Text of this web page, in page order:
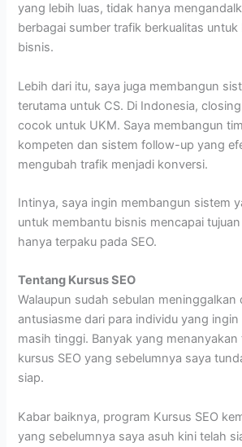
yang lebih luas, tidak hanya
berbagai sumber trafik berkualitas untuk
bisnis.
Lebih dari itu, saya juga membangun
terutama untuk CS. Di Indonesia,
cocok untuk UKM. Saya membangun
kompeten dan sistem follow-up yang
mengubah trafik menjadi konversi.
Intinya, saya ingin membangun sistem
untuk membantu bisnis mencapai
hanya terpaku pada SEO.
Tentang Kursus SEO
Walaupun sudah sebulan meninggalkan
antusiasme dari para individu yang ingin
masih tinggi. Banyak yang
kursus SEO yang sebelumnya saya
siap.
Kabar baiknya, program Kursus SEO
yang sebelumnya saya asuh kini telah